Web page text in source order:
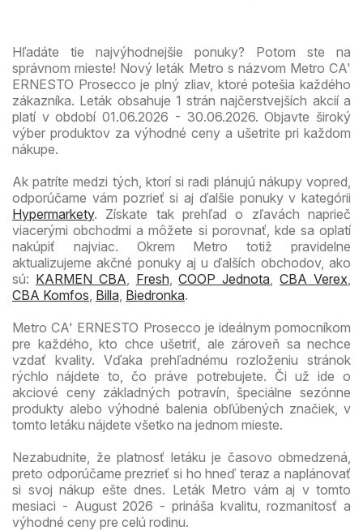
Hľadáte tie najvýhodnejšie ponuky? Potom ste na
správnom mieste! Nový leták Metro s názvom Metro CA'
ERNESTO Prosecco je plný zliav, ktoré potešia každého
zákazníka. Leták obsahuje 1 strán najčerstvejších akcií a
platí v období 01.06.2026 - 30.06.2026. Objavte široký
výber produktov za výhodné ceny a ušetrite pri každom
nákupe.
Ak patríte medzi tých, ktorí si radi plánujú nákupy vopred,
odporúčame vám pozrieť si aj ďalšie ponuky v kategórii
Hypermarkety. Získate tak prehľad o zľavách naprieč
viacerými obchodmi a môžete si porovnať, kde sa oplatí
nakúpiť najviac. Okrem Metro totiž pravidelne
aktualizujeme akčné ponuky aj u ďalších obchodov, ako
sú: KARMEN CBA Fresh,COOP Jednota ,CBA Verex
CBA Komfos Billa Biedronka.
Metro CA' ERNESTO Prosecco je ideálnym pomocníkom
pre každého, kto chce ušetriť, ale zároveň sa nechce
vzdať kvality. Vďaka prehľadnému rozloženiu stránok
rýchlo nájdete to, čo práve potrebujete. Či už ide o
akciové ceny základných potravín, špeciálne sezónne
produkty alebo výhodné balenia obľúbených značiek, v
tomto letáku nájdete všetko na jednom mieste.
Nezabudnite, že platnosť letáku je časovo obmedzená,
preto odporúčame prezrieť si ho hneď teraz a naplánovať
si svoj nákup ešte dnes. Leták Metro vám aj v tomto
mesiaci - August 2026 - prináša kvalitu, rozmanitosť a
výhodné ceny pre celú rodinu.